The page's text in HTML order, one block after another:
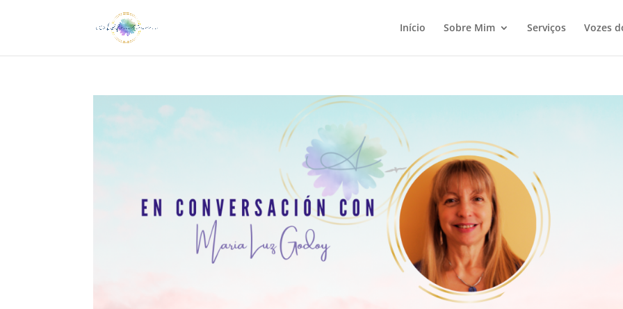
Início Sobre Mim Serviços Vozes